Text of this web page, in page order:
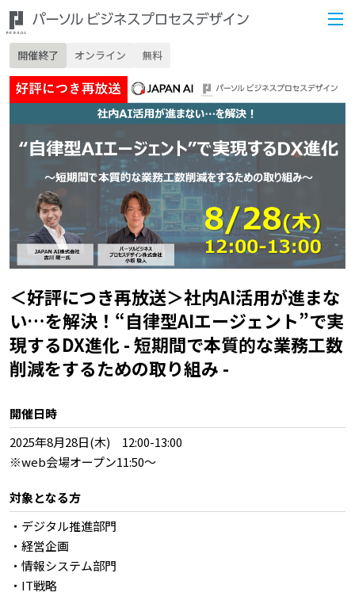
開催終了 オンライン 無料
＜好評につき再放送＞社内AI活用が進まな
い…を解決！“自律型AIエージェント”で実
現するDX進化 - 短期間で本質的な業務⼯数
削減をするための取り組み -
開催日時
2025年8月28日(木) 12:00-13:00
※web会場オープン11:50～
対象となる方
・デジタル推進部門
・経営企画
・情報システム部門
・IT戦略